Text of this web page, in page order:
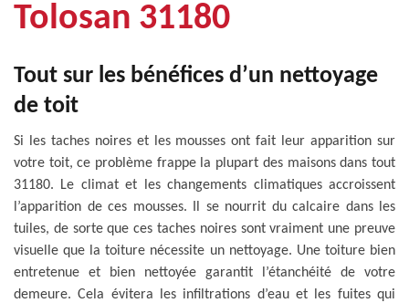
Tolosan 31180
Tout sur les bénéfices d’un nettoyage
de toit
Si les taches noires et les mousses ont fait leur apparition sur
votre toit, ce problème frappe la plupart des maisons dans tout
31180. Le climat et les changements climatiques accroissent
l’apparition de ces mousses. Il se nourrit du calcaire dans les
tuiles, de sorte que ces taches noires sont vraiment une preuve
visuelle que la toiture nécessite un nettoyage. Une toiture bien
entretenue et bien nettoyée garantit l’étanchéité de votre
demeure. Cela évitera les infiltrations d’eau et les fuites qui